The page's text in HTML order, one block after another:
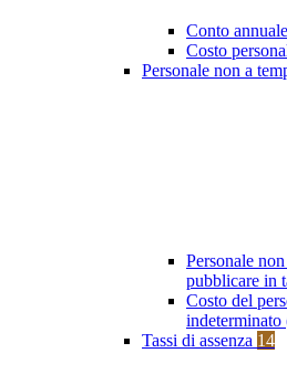
Conto
Costo
Personale non a
Personale
pubblicare in
Costo del
indeterminato
Tassi di assenza 14